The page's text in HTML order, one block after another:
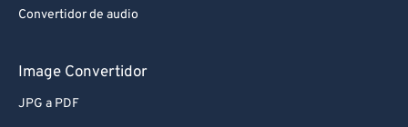
Convertidor de audio
Image Convertidor
JPG a PDF